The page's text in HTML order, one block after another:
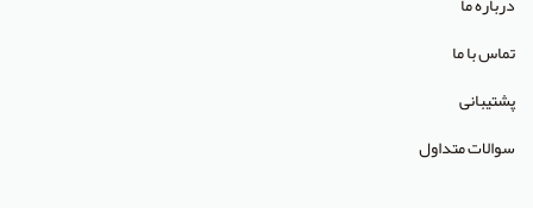
تماس با ما
پشتیبانی
سوالات متداول